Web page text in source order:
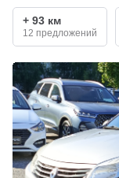
+ 93 км
12 предложений